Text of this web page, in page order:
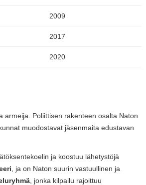
2009
2017
2020
armeija. Poliittisen rakenteen osalta Naton
muodostavat jäsenmaita edustavan
ja koostuu lähetystöjä
, ja on Naton suurin vastuullinen ja
, jonka kilpailu rajoittuu